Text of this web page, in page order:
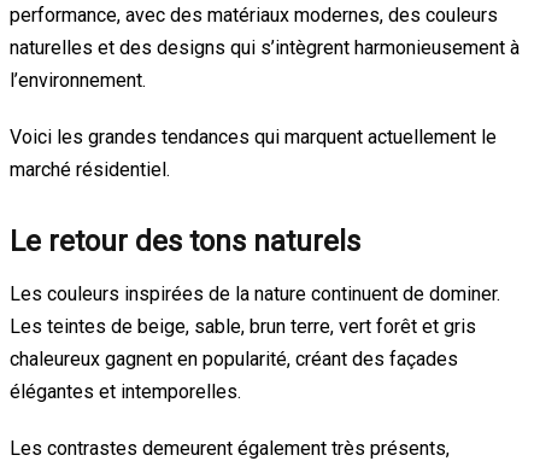
performance, avec des matériaux modernes, des couleurs
naturelles et des designs qui s’intègrent harmonieusement à
l’environnement.
Voici les grandes tendances qui marquent actuellement le
marché résidentiel.
Le retour des tons naturels
Les couleurs inspirées de la nature continuent de dominer.
Les teintes de beige, sable, brun terre, vert forêt et gris
chaleureux gagnent en popularité, créant des façades
élégantes et intemporelles.
Les contrastes demeurent également très présents,